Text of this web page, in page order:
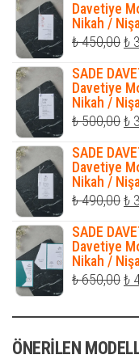
₺
Davetiye
Nikah /
₺450,00
₺
₺
SADE
Davetiye
Nikah /
₺500,00
₺
₺
SADE
Davetiye
Nikah /
₺490,00
₺
₺
SADE
Davetiye
Nikah /
₺650,00₺
ÖNERILEN